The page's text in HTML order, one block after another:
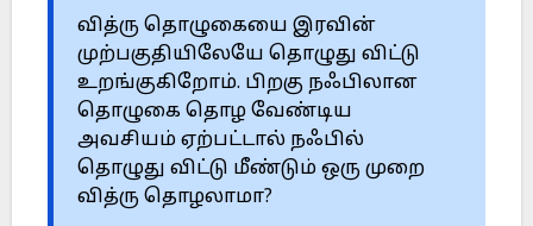
வித்ரு தொழுகையை இரவின்
முற்பகுதியிலேயே தொழுது விட்டு
உறங்குகிறோம். பிறகு நஃபிலான
தொழுகை தொழ வேண்டிய
அவசியம் ஏற்பட்டால் நஃபில்
தொழுது விட்டு மீண்டும் ஒரு முறை
வித்ரு தொழலாமா?